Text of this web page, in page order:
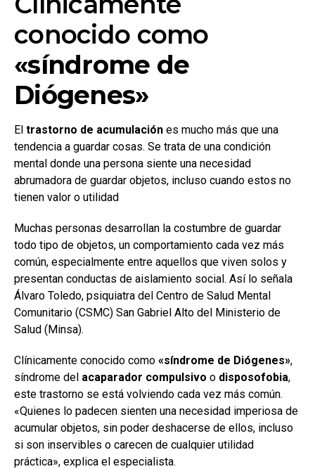
conocido como
«síndrome de
Diógenes»
El trastorno de acumulación es mucho más que una
tendencia a guardar cosas. Se trata de una condición
mental donde una persona siente una necesidad
abrumadora de guardar objetos, incluso cuando estos no
tienen valor o utilidad
Muchas personas desarrollan la costumbre de guardar
todo tipo de objetos, un comportamiento cada vez más
común, especialmente entre aquellos que viven solos y
presentan conductas de aislamiento social. Así lo señala
Álvaro Toledo, psiquiatra del Centro de Salud Mental
Comunitario (CSMC) San Gabriel Alto del Ministerio de
Salud (Minsa).
Clínicamente conocido como «síndrome de Diógenes»,
síndrome del acaparador compulsivo o disposofobia,
este trastorno se está volviendo cada vez más común.
«Quienes lo padecen sienten una necesidad imperiosa de
acumular objetos, sin poder deshacerse de ellos, incluso
si son inservibles o carecen de cualquier utilidad
práctica», explica el especialista.